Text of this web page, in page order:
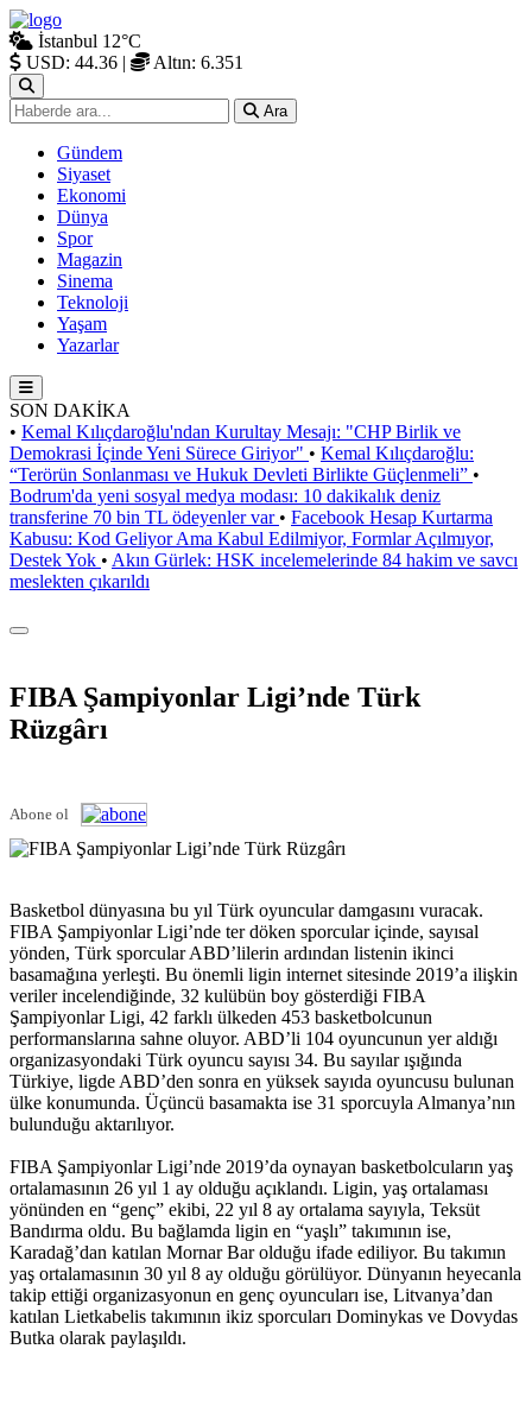
İstanbul 12°C
USD: 44.36 | Altın: 6.351
Ara
Gündem
Siyaset
Ekonomi
Dünya
Spor
Magazin
Sinema
Teknoloji
Yaşam
Yazarlar
SON DAKİKA
• Kemal Kılıçdaroğlu'ndan Kurultay Mesajı: "CHP Birlik ve
Demokrasi İçinde Yeni Sürece Giriyor" • Kemal Kılıçdaroğlu:
“Terörün Sonlanması ve Hukuk Devleti Birlikte Güçlenmeli” •
Bodrum'da yeni sosyal medya modası: 10 dakikalık deniz
transferine 70 bin TL ödeyenler var • Facebook Hesap Kurtarma
Kabusu: Kod Geliyor Ama Kabul Edilmiyor, Formlar Açılmıyor,
Destek Yok • Akın Gürlek: HSK incelemelerinde 84 hakim ve savcı
meslekten çıkarıldı
FIBA Şampiyonlar Ligi’nde Türk
Rüzgârı
Abone ol
Basketbol dünyasına bu yıl Türk oyuncular damgasını vuracak.
FIBA Şampiyonlar Ligi’nde ter döken sporcular içinde, sayısal
yönden, Türk sporcular ABD’lilerin ardından listenin ikinci
basamağına yerleşti. Bu önemli ligin internet sitesinde 2019’a ilişkin
veriler incelendiğinde, 32 kulübün boy gösterdiği FIBA
Şampiyonlar Ligi, 42 farklı ülkeden 453 basketbolcunun
performanslarına sahne oluyor. ABD’li 104 oyuncunun yer aldığı
organizasyondaki Türk oyuncu sayısı 34. Bu sayılar ışığında
Türkiye, ligde ABD’den sonra en yüksek sayıda oyuncusu bulunan
ülke konumunda. Üçüncü basamakta ise 31 sporcuyla Almanya’nın
bulunduğu aktarılıyor.
FIBA Şampiyonlar Ligi’nde 2019’da oynayan basketbolcuların yaş
ortalamasının 26 yıl 1 ay olduğu açıklandı. Ligin, yaş ortalaması
yönünden en “genç” ekibi, 22 yıl 8 ay ortalama sayıyla, Teksüt
Bandırma oldu. Bu bağlamda ligin en “yaşlı” takımının ise,
Karadağ’dan katılan Mornar Bar olduğu ifade ediliyor. Bu takımın
yaş ortalamasının 30 yıl 8 ay olduğu görülüyor. Dünyanın heyecanla
takip ettiği organizasyonun en genç oyuncuları ise, Litvanya’dan
katılan Lietkabelis takımının ikiz sporcuları Dominykas ve Dovydas
Butka olarak paylaşıldı.